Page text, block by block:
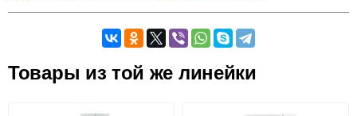
При оформлении ванной комнаты важно найти баланс
между эргономикой, эстетичностью и практичностью. И
специальную мебель. Мебель для ванной Misty Лаванда
Оставьте отзыв
Товары из той же линейки